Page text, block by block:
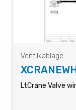
Ventilkablage
LtCrane Valve